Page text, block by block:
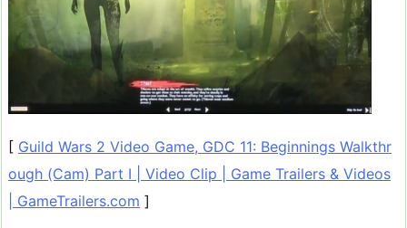
[ Guild Wars 2 Video Game, GDC 11: Beginnings Walkthr
ough (Cam) Part I | Video Clip | Game Trailers & Videos
| GameTrailers.com ]